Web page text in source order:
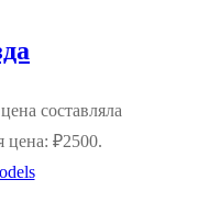
составляла
цена: ₽2500.